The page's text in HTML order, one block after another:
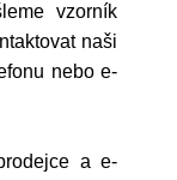
vzorník
naši
nebo e-
a e-